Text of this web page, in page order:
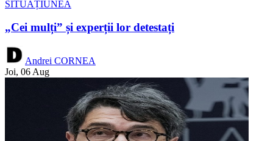
SITUAȚIUNEA
„Cei mulți” și experții lor detestați
Andrei CORNEA
Joi, 06 Aug